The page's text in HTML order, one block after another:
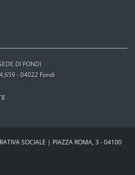
DI FONDI
- 04022 Fondi
SOCIALE | PIAZZA ROMA, 3 - 04100